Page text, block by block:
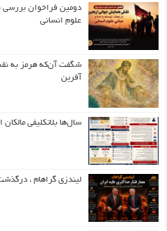
دومین فراخوان
علوم انسانی
شگفت آن‌که هرمز به
آفرین
سال‌ها بلاتکلیفی مالکان
لیندزی گراهام ،